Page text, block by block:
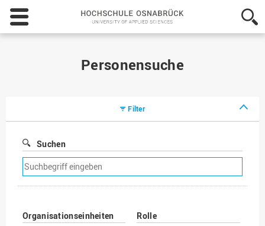
Hochschule
Osnabrück
-
Personensuche
Filter
Suchen
Suchfilter
entfernen
Organisationseinheiten
Rolle